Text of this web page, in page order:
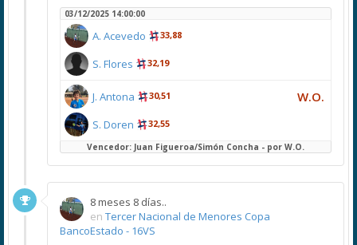
03/12/2025 14:00:00
A. Acevedo 33,88
S. Flores 32,19
J. Antona 30,51
S. Doren 32,55
W.O.
Vencedor: Juan Figueroa/Simón Concha - por W.O.
8 meses 8 días..
en Tercer Nacional de Menores Copa
BancoEstado - 16VS